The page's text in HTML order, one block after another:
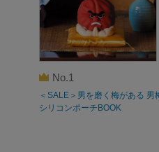
No.1
＜SALE＞男を磨く梅がある 男
シリコンポーチBOOK